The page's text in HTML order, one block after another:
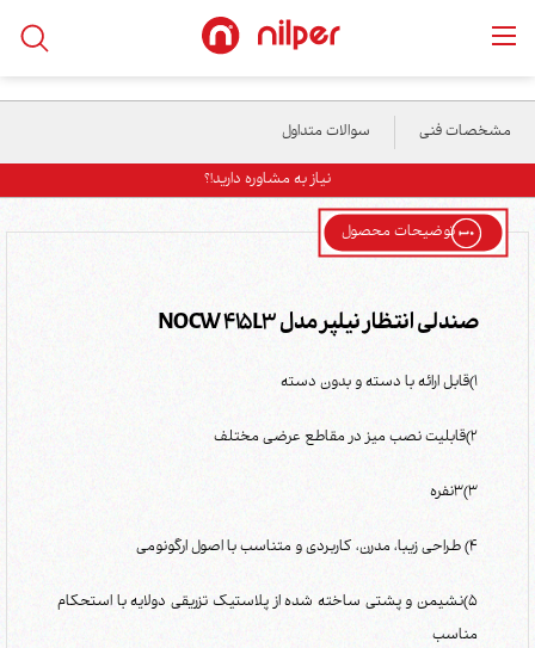
خانه/ پزشکی/درمانی/صندلی انتظار نیلپر مدل NOCW 415L3
مشخصات فنی سوالات متداول
نیاز به مشاوره دارید!؟
توضیحات محصول
صندلی انتظار نیلپر مدل NOCW 415L3
1)قابل ارائه با دسته و بدون دسته
2)قابلیت نصب میز در مقاطع عرضی مختلف
3)3نفره
4) طراحی زیبا، مدرن، کاربردی و متناسب با اصول ارگونومی
5)نشیمن و پشتی ساخته شده از پلاستیک تزریقی دولایه با استحکام
مناسب